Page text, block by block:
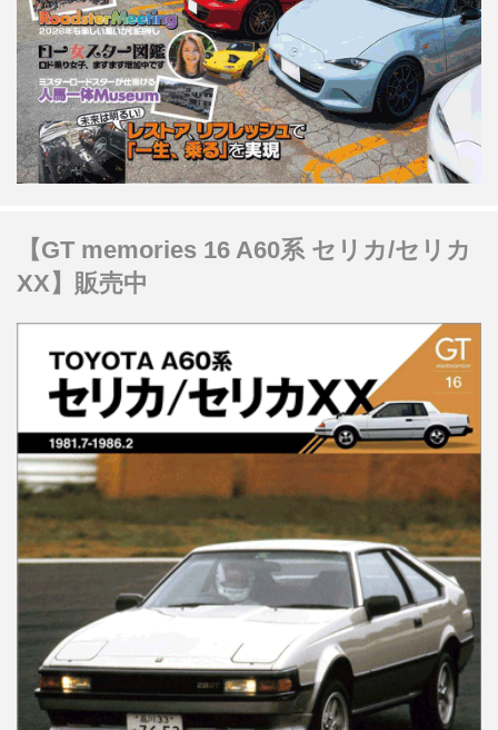
【GT memories 16 A60系 セリカ/セリカ
XX】販売中